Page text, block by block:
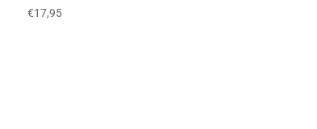
€17,95